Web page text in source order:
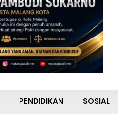
PENDIDIKAN SOSIAL